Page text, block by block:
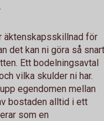
äktenskapsskillnad för
det kan ni göra så snart
Ett bodelningsavtal
vilka skulder ni har.
egendomen mellan
bostaden alltid i ett
som en